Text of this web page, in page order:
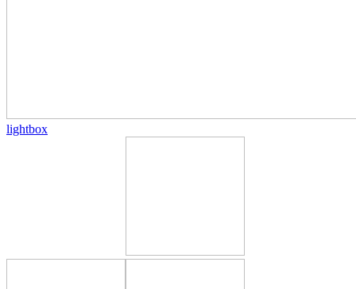
lightbox